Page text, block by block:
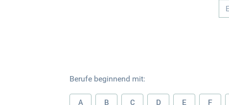
Berufe beginnend mit:
A B C D E F